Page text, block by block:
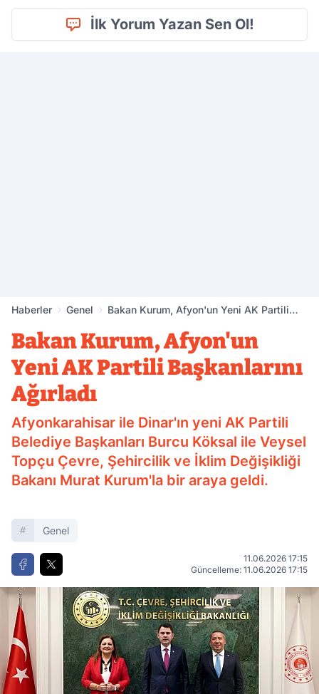
İlk Yorum Yazan Sen Ol!
Haberler Genel
Bakan Kurum, Afyon'un Yeni AK Partili
Bakan Kurum, Afyon'un
Yeni AK Partili Başkanlarını
Ağırladı
Afyonkarahisar ile Dinar'ın yeni AK Partili
Belediye Başkanları Burcu Köksal ile Veysel
Topçu Çevre, Şehircilik ve İklim Değişikliği
Bakanı Murat Kurum'la bir araya geldi.
Genel
11.06.2026 17:15
Güncelleme: 11.06.2026 17:15